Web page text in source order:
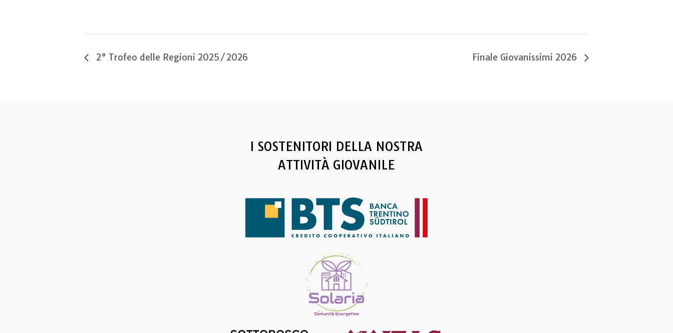
2° Trofeo delle Regioni 2025/2026 Finale Giovanissimi 2026
I SOSTENITORI DELLA NOSTRA
ATTIVITÀ GIOVANILE